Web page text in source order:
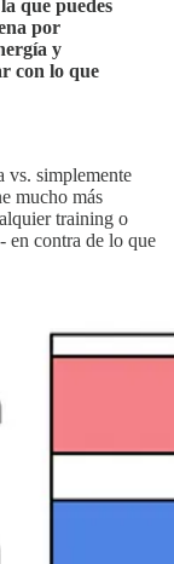
que puedes
por
y
con lo que
vs. simplemente
mucho más
training o
en contra de lo que